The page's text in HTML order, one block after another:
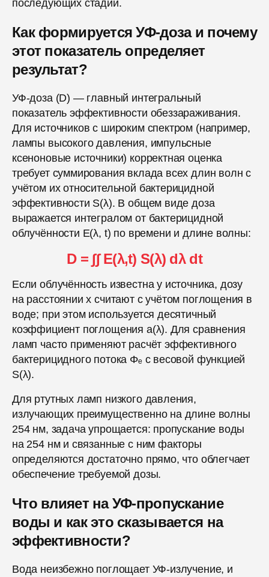
последующих стадий.
Как формируется УФ-доза и почему
этот показатель определяет
результат?
УФ-доза (D) — главный интегральный
показатель эффективности обеззараживания.
Для источников с широким спектром (например,
лампы высокого давления, импульсные
ксеноновые источники) корректная оценка
требует суммирования вклада всех длин волн с
учётом их относительной бактерицидной
эффективности S(λ). В общем виде доза
выражается интегралом от бактерицидной
облучённости E(λ, t) по времени и длине волны:
D = ∫∫ E(λ,t) S(λ) dλ dt
Если облучённость известна у источника, дозу
на расстоянии x считают с учётом поглощения в
воде; при этом используется десятичный
коэффициент поглощения a(λ). Для сравнения
ламп часто применяют расчёт эффективного
бактерицидного потока Φₑ с весовой функцией
S(λ).
Для ртутных ламп низкого давления,
излучающих преимущественно на длине волны
254 нм, задача упрощается: пропускание воды
на 254 нм и связанные с ним факторы
определяются достаточно прямо, что облегчает
обеспечение требуемой дозы.
Что влияет на УФ-пропускание
воды и как это сказывается на
эффективности?
Вода неизбежно поглощает УФ-излучение, и